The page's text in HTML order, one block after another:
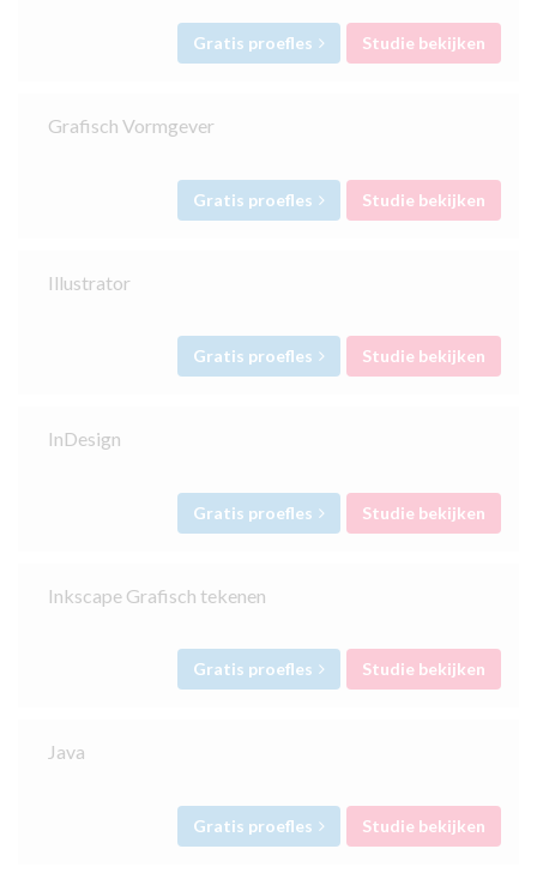
Gratis proefles Studie bekijken
Grafisch Vormgever
Gratis proefles Studie bekijken
Illustrator
Gratis proefles Studie bekijken
InDesign
Gratis proefles Studie bekijken
Inkscape Grafisch tekenen
Gratis proefles Studie bekijken
Java
Gratis proefles Studie bekijken